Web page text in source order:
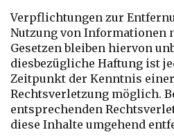
Verpflichtungen zur
Nutzung von Informationen
Gesetzen bleiben hiervon
diesbezügliche Haftung ist
Zeitpunkt der Kenntnis
Rechtsverletzung möglich.
entsprechenden
diese Inhalte umgehend